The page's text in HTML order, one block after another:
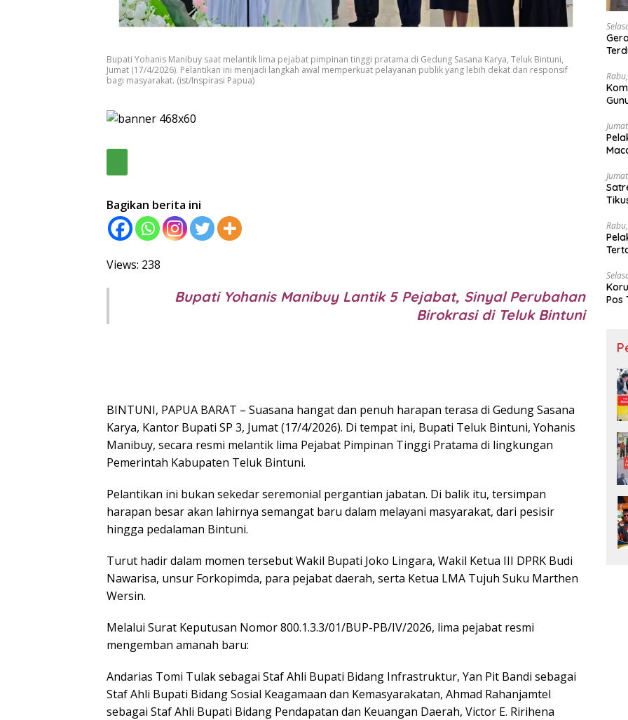
Bupati Yohanis Manibuy saat melantik lima pejabat pimpinan tinggi pratama di Gedung Sasana Karya, Teluk Bintuni,
Jumat (17/4/2026). Pelantikan ini menjadi langkah awal memperkuat pelayanan publik yang lebih dekat dan responsif
bagi masyarakat. (ist/Inspirasi Papua)
Bagikan berita ini
Views: 238
Bupati Yohanis Manibuy Lantik 5 Pejabat, Sinyal Perubahan
Birokrasi di Teluk Bintuni
BINTUNI, PAPUA BARAT – Suasana hangat dan penuh harapan terasa di Gedung Sasana
Karya, Kantor Bupati SP 3, Jumat (17/4/2026). Di tempat ini, Bupati Teluk Bintuni, Yohanis
Manibuy, secara resmi melantik lima Pejabat Pimpinan Tinggi Pratama di lingkungan
Pemerintah Kabupaten Teluk Bintuni.
Pelantikan ini bukan sekedar seremonial pergantian jabatan. Di balik itu, tersimpan
harapan besar akan lahirnya semangat baru dalam melayani masyarakat, dari pesisir
hingga pedalaman Bintuni.
Turut hadir dalam momen tersebut Wakil Bupati Joko Lingara, Wakil Ketua III DPRK Budi
Nawarisa, unsur Forkopimda, para pejabat daerah, serta Ketua LMA Tujuh Suku Marthen
Wersin.
Melalui Surat Keputusan Nomor 800.1.3.3/01/BUP-PB/IV/2026, lima pejabat resmi
mengemban amanah baru:
Andarias Tomi Tulak sebagai Staf Ahli Bupati Bidang Infrastruktur, Yan Pit Bandi sebagai
Staf Ahli Bupati Bidang Sosial Keagamaan dan Kemasyarakatan, Ahmad Rahanjamtel
sebagai Staf Ahli Bupati Bidang Pendapatan dan Keuangan Daerah, Victor E. Ririhena
Pos